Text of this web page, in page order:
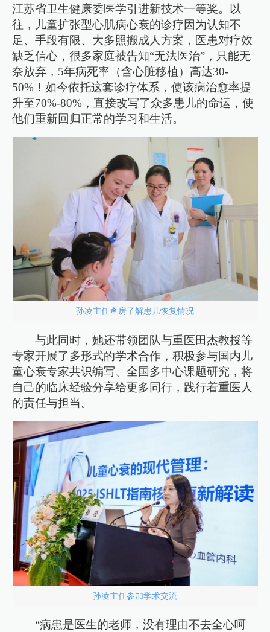
江苏省卫生健康委医学引进新技术一等奖。以
往，儿童扩张型心肌病心衰的诊疗因为认知不
足、手段有限、大多照搬成人方案，医患对疗效
缺乏信心，很多家庭被告知“无法医治”，只能无
奈放弃，5年病死率（含心脏移植）高达30-
50%！如今依托这套诊疗体系，使该病治愈率提
升至70%-80%，直接改写了众多患儿的命运，使
他们重新回归正常的学习和生活。
孙凌主任查房了解患儿恢复情况
与此同时，她还带领团队与重医田杰教授等
专家开展了多形式的学术合作，积极参与国内儿
童心衰专家共识编写、全国多中心课题研究，将
自己的临床经验分享给更多同行，践行着重医人
的责任与担当。
孙凌主任参加学术交流
“病患是医生的老师，没有理由不去全心呵